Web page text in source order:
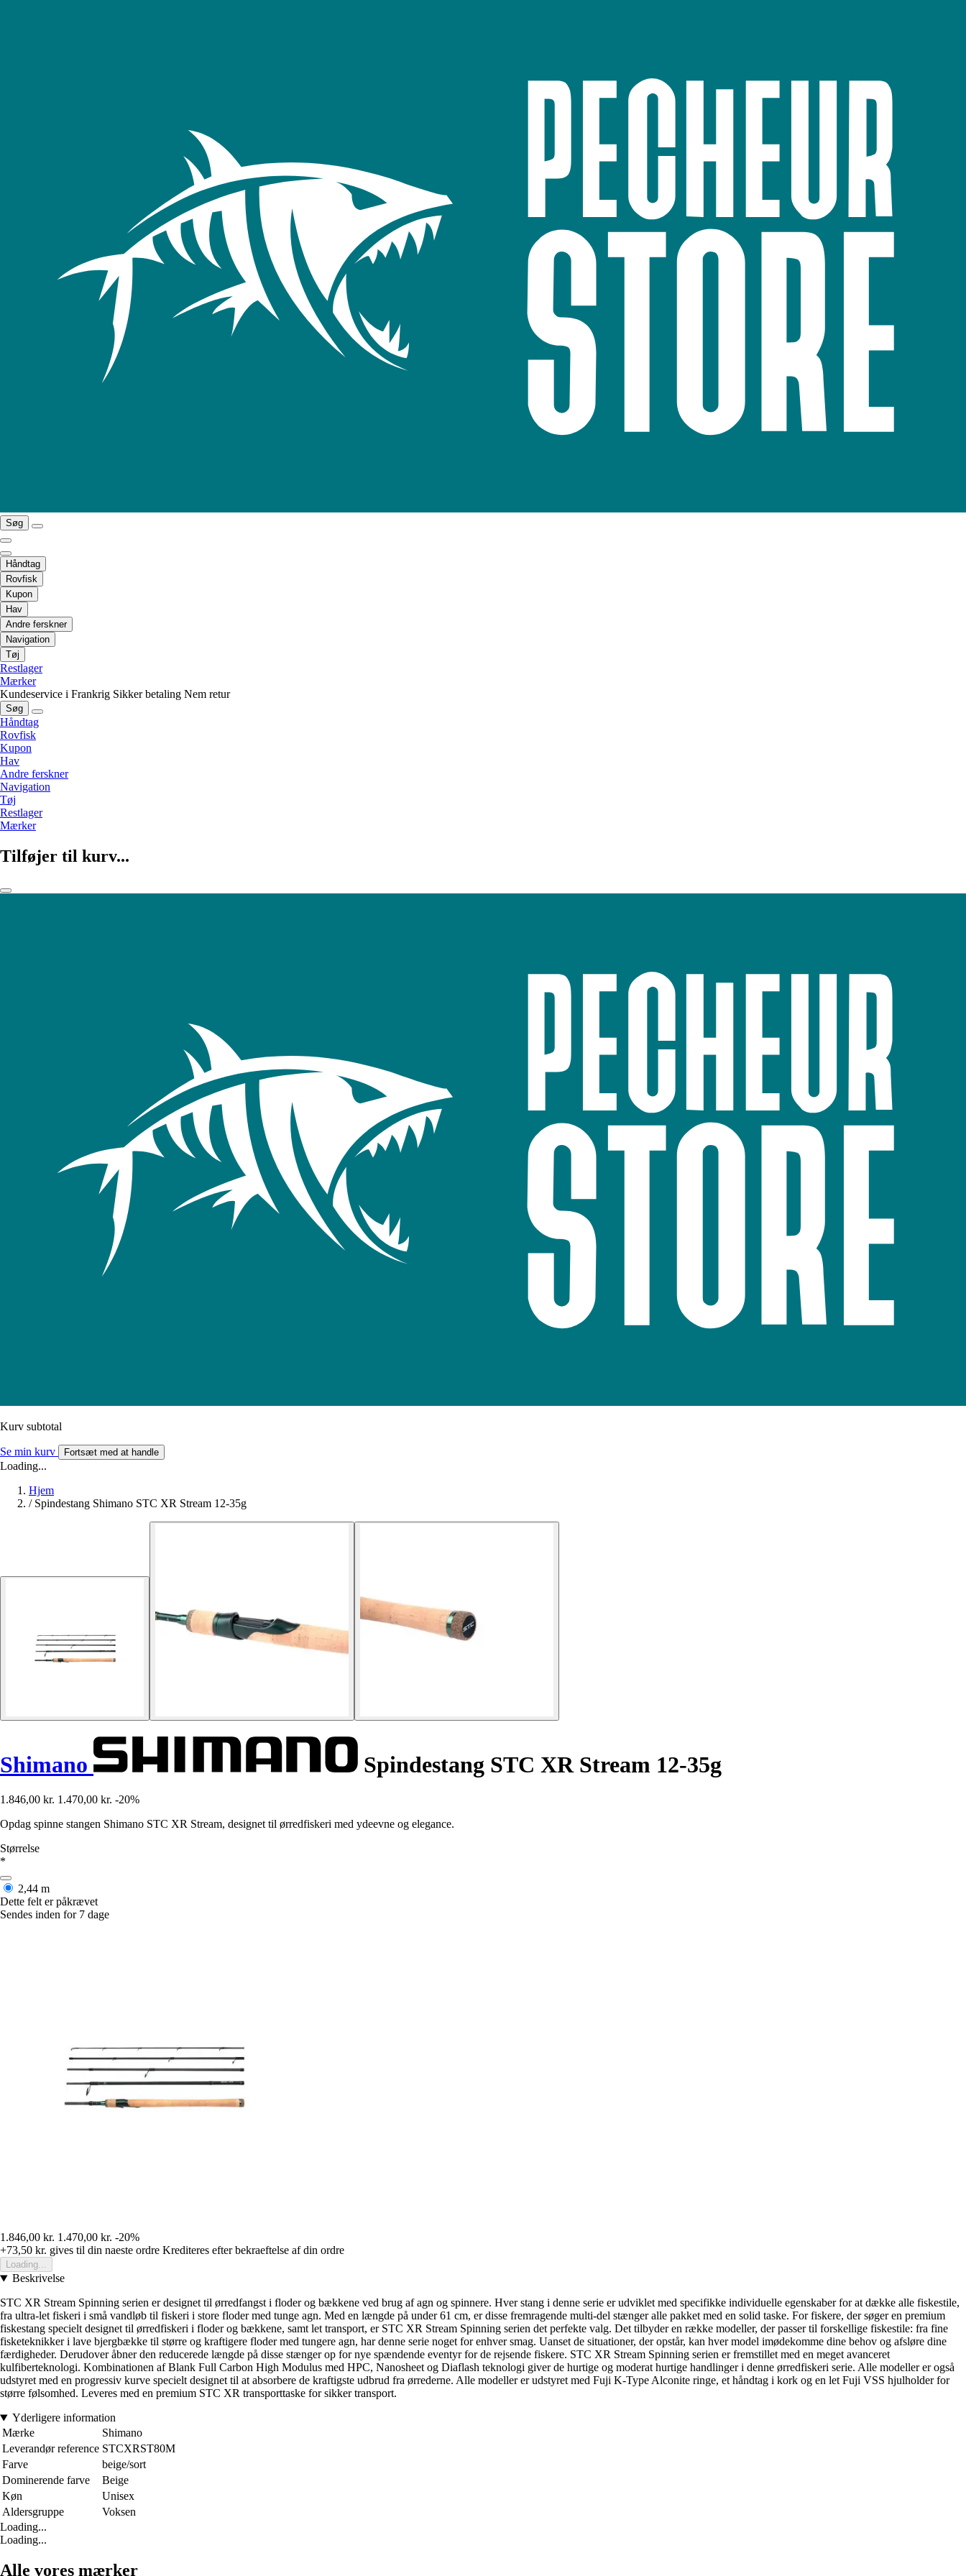
Søg
Håndtag
Rovfisk
Kupon
Hav
Andre ferskner
Navigation
Tøj
Restlager
Mærker
Kundeservice i Frankrig Sikker betaling Nem retur
Søg
Håndtag
Rovfisk
Kupon
Hav
Andre ferskner
Navigation
Tøj
Restlager
Mærker
Tilføjer til kurv...
Kurv subtotal
Se min kurv Fortsæt med at handle
Loading...
Hjem
/ Spindestang Shimano STC XR Stream 12-35g
Shimano Spindestang STC XR Stream 12-35g
1.846,00 kr. 1.470,00 kr. -20%
Opdag spinne stangen Shimano STC XR Stream, designet til ørredfiskeri med ydeevne og elegance.
Størrelse
*
2,44 m
Dette felt er påkrævet
Sendes inden for 7 dage
1.846,00 kr. 1.470,00 kr. -20%
+73,50 kr. gives til din naeste ordre Krediteres efter bekraeftelse af din ordre
Loading...
Beskrivelse
STC XR Stream Spinning serien er designet til ørredfangst i floder og bækkene ved brug af agn og spinnere. Hver stang i denne serie er udviklet med specifikke individuelle egenskaber for at dække alle fiskestile,
fra ultra-let fiskeri i små vandløb til fiskeri i store floder med tunge agn. Med en længde på under 61 cm, er disse fremragende multi-del stænger alle pakket med en solid taske. For fiskere, der søger en premium
fiskestang specielt designet til ørredfiskeri i floder og bækkene, samt let transport, er STC XR Stream Spinning serien det perfekte valg. Det tilbyder en række modeller, der passer til forskellige fiskestile: fra fine
fisketeknikker i lave bjergbække til større og kraftigere floder med tungere agn, har denne serie noget for enhver smag. Uanset de situationer, der opstår, kan hver model imødekomme dine behov og afsløre dine
færdigheder. Derudover åbner den reducerede længde på disse stænger op for nye spændende eventyr for de rejsende fiskere. STC XR Stream Spinning serien er fremstillet med en meget avanceret
kulfiberteknologi. Kombinationen af Blank Full Carbon High Modulus med HPC, Nanosheet og Diaflash teknologi giver de hurtige og moderat hurtige handlinger i denne ørredfiskeri serie. Alle modeller er også
udstyret med en progressiv kurve specielt designet til at absorbere de kraftigste udbrud fra ørrederne. Alle modeller er udstyret med Fuji K-Type Alconite ringe, et håndtag i kork og en let Fuji VSS hjulholder for
større følsomhed. Leveres med en premium STC XR transporttaske for sikker transport.
Yderligere information
Mærke
Shimano
Leverandør reference STCXRST80M
Farve
beige/sort
Dominerende farve
Beige
Køn
Unisex
Aldersgruppe
Voksen
Loading...
Loading...
Alle vores mærker